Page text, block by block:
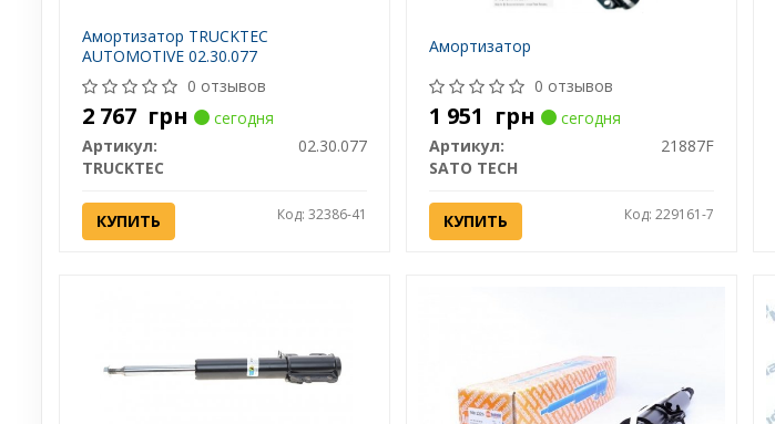
Амортизатор TRUCKTEC
AUTOMOTIVE 02.30.077
0 отзывов
2 767 грн
сегодня
Артикул:
02.30.077
TRUCKTEC
КУПИТЬ Код: 32386-41
Амортизатор
0 отзывов
1 951 грн
сегодня
Артикул:
21887F
SATO TECH
КУПИТЬ Код: 229161-7